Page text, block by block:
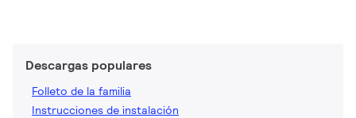
Descargas populares
Folleto de la familia
Instrucciones de instalación